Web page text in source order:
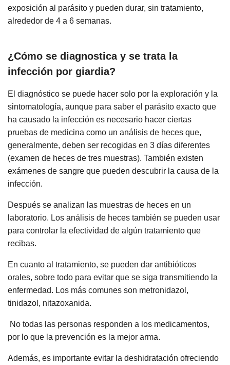
exposición al parásito y pueden durar, sin tratamiento,
alrededor de 4 a 6 semanas.
¿Cómo se diagnostica y se trata la
infección por giardia?
El diagnóstico se puede hacer solo por la exploración y la
sintomatología, aunque para saber el parásito exacto que
ha causado la infección es necesario hacer ciertas
pruebas de medicina como un análisis de heces que,
generalmente, deben ser recogidas en 3 días diferentes
(examen de heces de tres muestras). También existen
exámenes de sangre que pueden descubrir la causa de la
infección.
Después se analizan las muestras de heces en un
laboratorio. Los análisis de heces también se pueden usar
para controlar la efectividad de algún tratamiento que
recibas.
En cuanto al tratamiento, se pueden dar antibióticos
orales, sobre todo para evitar que se siga transmitiendo la
enfermedad. Los más comunes son metronidazol,
tinidazol, nitazoxanida.
No todas las personas responden a los medicamentos,
por lo que la prevención es la mejor arma.
Además, es importante evitar la deshidratación ofreciendo